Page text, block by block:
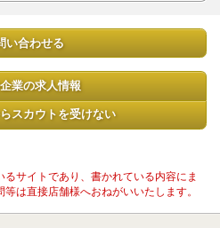
い合わせる
業の求人情報
スカウトを受けない
サイトであり、書かれている内容にま
は直接店舗様へおねがいいたします。